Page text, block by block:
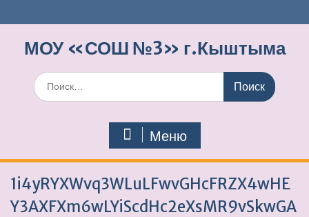
к
МОУ «СОШ №3» г.Кыштыма
Поиск
по:
Меню
1i4yRYXWvq3WLuLFwvGHcFRZX4wHE
Y3AXFXm6wLYiScdHc2eXsMR9vSkwGA